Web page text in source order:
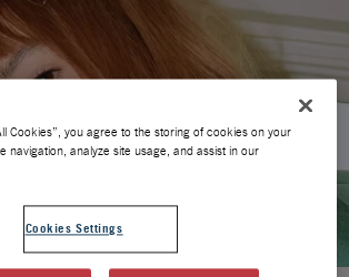
Cookies”, you agree to the storing of cookies on your
navigation, analyze site usage, and assist in our
Cookies Settings